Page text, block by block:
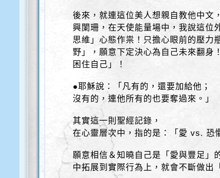
後來，就連這位美人想親自教他中文
興闌珊，在天使能量場中，我說這位
思維」心態作祟！只擔心眼前的壓力
野」，願意下定決心為自己未來翻身
困住自己」！
●耶穌說：「凡有的，還要加給他；
沒有的，連他所有的也要奪過來。」
其實這一則聖經記錄，
在心靈層次中，指的是：「愛 vs. 恐
願意相信＆知曉自己是「愛與豐足」
中拓展到實際行為上，就會不斷做出